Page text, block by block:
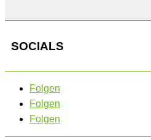
SOCIALS
Folgen
Folgen
Folgen